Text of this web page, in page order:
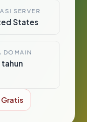
SERVER
States
DOMAIN
tahun
Gratis